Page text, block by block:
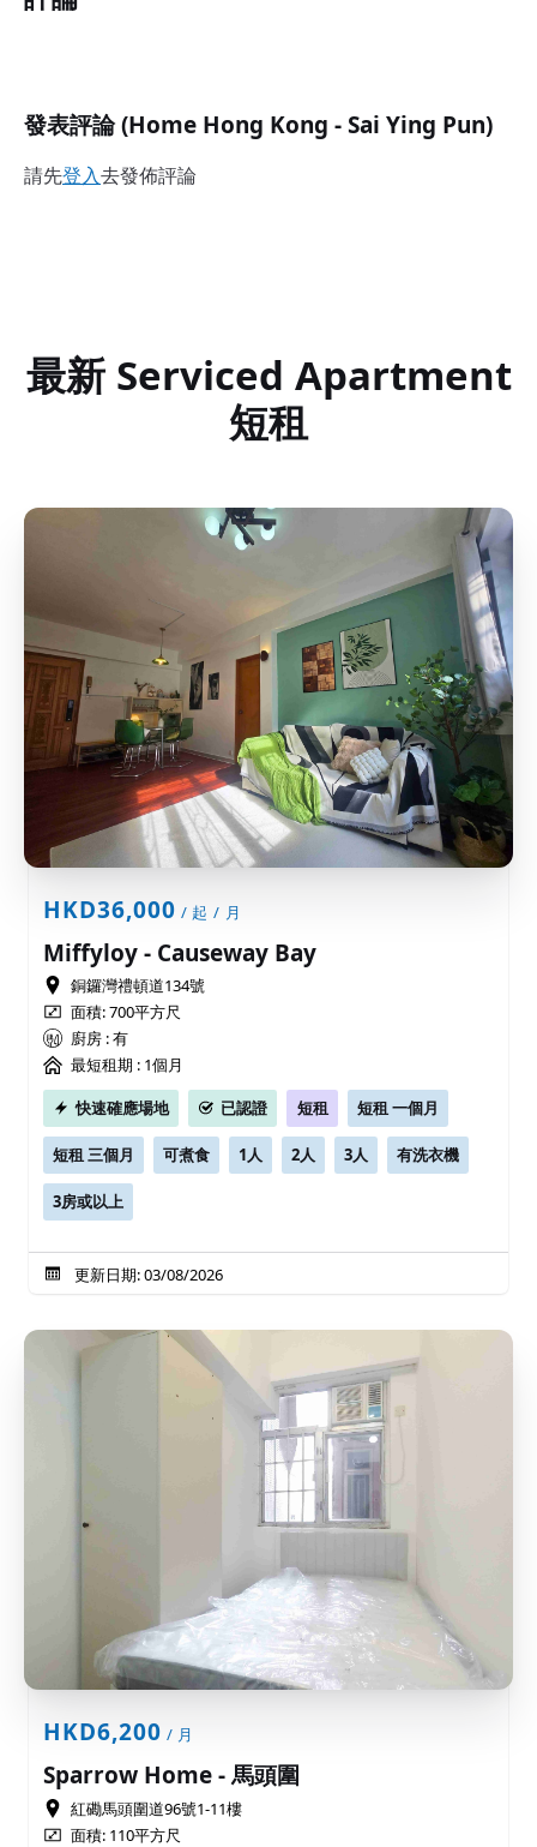
發表評論 (Home Hong Kong - Sai Ying Pun)
請先登入去發佈評論
最新 Serviced Apartment
短租
HKD36,000 / 起 / 月
Miffyloy - Causeway Bay
銅鑼灣禮頓道134號
面積: 700平方尺
廚房 : 有
最短租期 : 1個月
快速確應場地
已認證 短租 短租 一個月
短租 三個月 可煮食 1人 2人 3人 有洗衣機
3房或以上
更新日期: 03/08/2026
HKD6,200 / 月
Sparrow Home - 馬頭圍
紅磡馬頭圍道96號1-11樓
面積: 110平方尺